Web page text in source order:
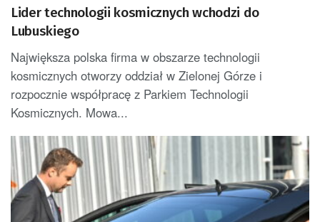
Lider technologii kosmicznych wchodzi do
Lubuskiego
Największa polska firma w obszarze technologii
kosmicznych otworzy oddział w Zielonej Górze i
rozpocznie współpracę z Parkiem Technologii
Kosmicznych. Mowa...